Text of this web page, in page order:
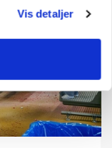
Vis detaljer